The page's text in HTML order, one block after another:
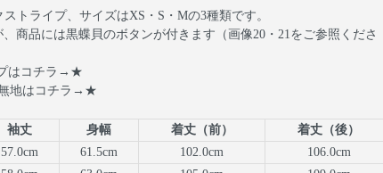
トライプ、サイズはXS・S・Mの3種類です。
商品には黒蝶貝のボタンが付きます（画像20・21をご参照くださ
は コチラ→★
地は コチラ→★
袖丈 身幅 着丈（前）
着丈（後）
57.0cm 61.5cm 102.0cm
106.0cm